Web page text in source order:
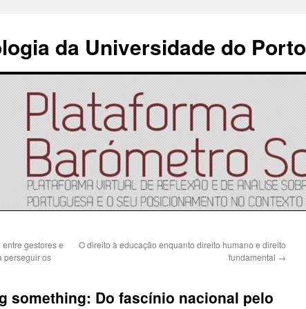
da Universidade do Porto
gestores e
perseguir os
O direito à educação enquanto direito humano e direito
fundamental →
something: Do fascínio nacional pelo